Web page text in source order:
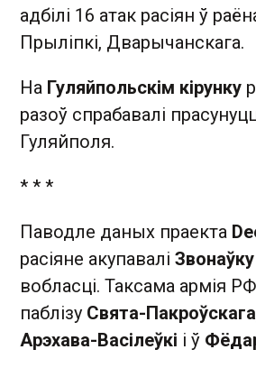
адбілі 16 атак расіян ў
Прыліпкі, Дварычанскага.
На Гуляйпольскім кірунку
разоў спрабавалі
Гуляйполя.
* * *
Паводле даных праекта
расіяне акупавалі Звонаўку
вобласці. Таксама армія
паблізу Свята-
Арэхава-Васілеўкі і ў